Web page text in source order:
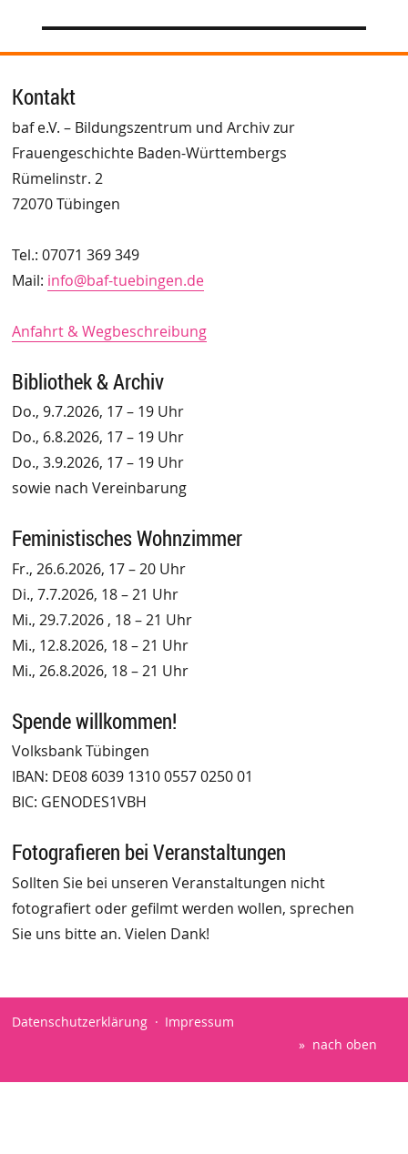
Kontakt
baf e.V. – Bildungszentrum und Archiv zur
Frauengeschichte Baden-Württembergs
Rümelinstr. 2
72070 Tübingen
Tel.: 07071 369 349
Mail: info@baf-tuebingen.de
Anfahrt & Wegbeschreibung
Bibliothek & Archiv
Do., 9.7.2026, 17 – 19 Uhr
Do., 6.8.2026, 17 – 19 Uhr
Do., 3.9.2026, 17 – 19 Uhr
sowie nach Vereinbarung
Feministisches Wohnzimmer
Fr., 26.6.2026, 17 – 20 Uhr
Di., 7.7.2026, 18 – 21 Uhr
Mi., 29.7.2026 , 18 – 21 Uhr
Mi., 12.8.2026, 18 – 21 Uhr
Mi., 26.8.2026, 18 – 21 Uhr
Spende willkommen!
Volksbank Tübingen
IBAN: DE08 6039 1310 0557 0250 01
BIC: GENODES1VBH
Fotografieren bei Veranstaltungen
Sollten Sie bei unseren Veranstaltungen nicht
fotografiert oder gefilmt werden wollen, sprechen
Sie uns bitte an. Vielen Dank!
Datenschutzerklärung
Impressum
nach oben